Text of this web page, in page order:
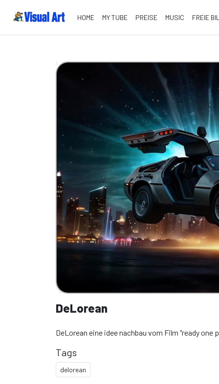
HOME MY TUBE PREISE MUSIC FREIE
DeLorean
DeLorean eine idee nachbau vom Film "ready one
Tags
delorean